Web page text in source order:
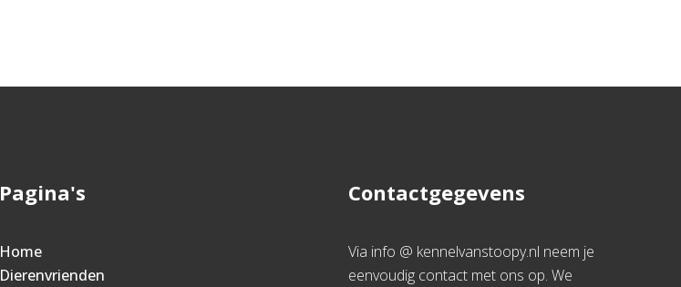
Pagina's
Home
Dierenvrienden
Contactgegevens
Via info @ kennelvanstoopy.nl neem je
eenvoudig contact met ons op. We